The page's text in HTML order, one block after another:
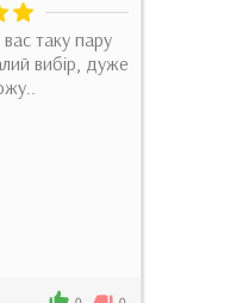
таку пару
вибір, дуже